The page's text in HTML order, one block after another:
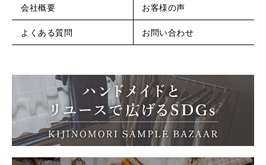
会社概要 お客様の声
よくある質問 お問い合わせ